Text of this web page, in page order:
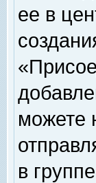
ее в
можете
в